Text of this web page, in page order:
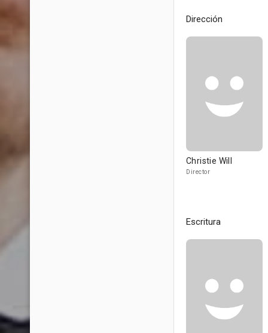
Dirección
Christie Will
Director
Escritura